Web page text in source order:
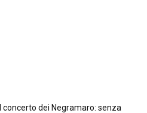
concerto dei Negramaro: senza